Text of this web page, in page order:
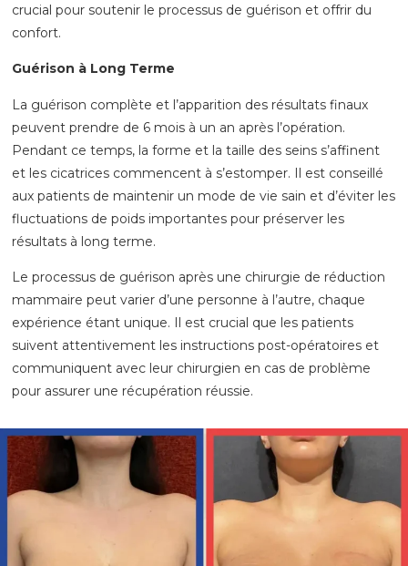
crucial pour soutenir le processus de guérison et offrir du
confort.
Guérison à Long Terme
La guérison complète et l’apparition des résultats finaux
peuvent prendre de 6 mois à un an après l’opération.
Pendant ce temps, la forme et la taille des seins s’affinent
et les cicatrices commencent à s’estomper. Il est conseillé
aux patients de maintenir un mode de vie sain et d’éviter les
fluctuations de poids importantes pour préserver les
résultats à long terme.
Le processus de guérison après une chirurgie de réduction
mammaire peut varier d’une personne à l’autre, chaque
expérience étant unique. Il est crucial que les patients
suivent attentivement les instructions post-opératoires et
communiquent avec leur chirurgien en cas de problème
pour assurer une récupération réussie.